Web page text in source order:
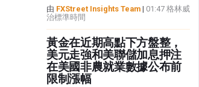
由 FXStreet Insights Team| 01:47 格林威
治標準時間
黃金在近期高點下方盤整，
美元走強和美聯儲加息押注
在美國非農就業數據公布前
限制漲幅